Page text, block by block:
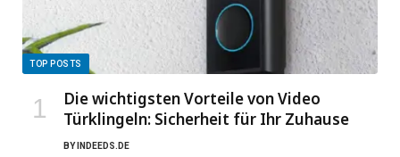
TOP POSTS
Die wichtigsten Vorteile von Video
Türklingeln: Sicherheit für Ihr Zuhause
BY INDEEDS.DE